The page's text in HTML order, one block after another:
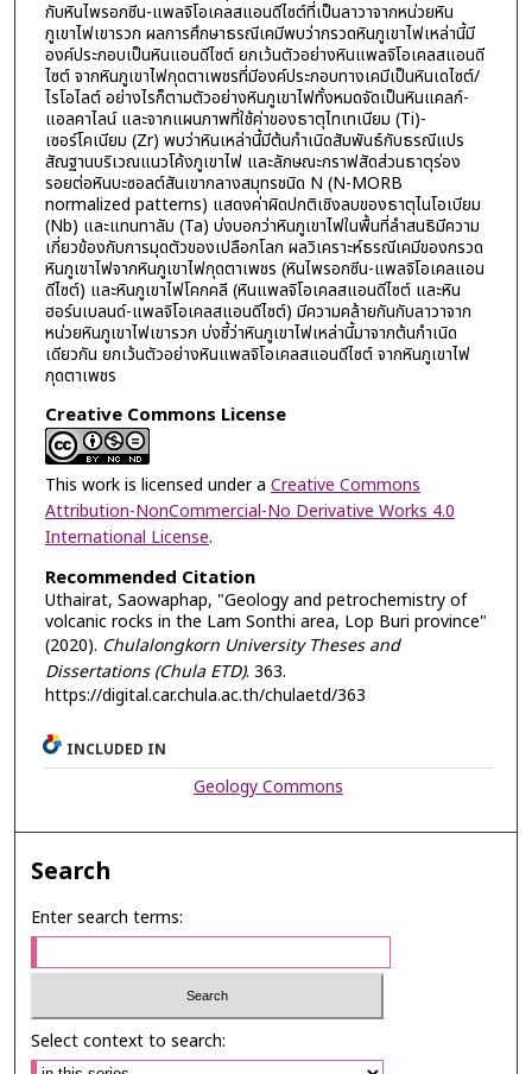
กับหินไพรอกซีน-แพลจิโอเคลสแอนดีไซต์ที่เป็นลาวาจากหน่วยหิน
ภูเขาไฟเขารวก ผลการศึกษาธรณีเคมีพบว่ากรวดหินภูเขาไฟเหล่านี้มี
องค์ประกอบเป็นหินแอนดีไซต์ ยกเว้นตัวอย่างหินแพลจิโอเคลสแอนดี
ไซต์ จากหินภูเขาไฟกุดตาเพชรที่มีองค์ประกอบทางเคมีเป็นหินเดไซต์/
ไรโอไลต์ อย่างไรก็ตามตัวอย่างหินภูเขาไฟทั้งหมดจัดเป็นหินแคลก์-
แอลคาไลน์ และจากแผนภาพที่ใช้ค่าของธาตุไทเทเนียม (Ti)-
เซอร์โคเนียม (Zr) พบว่าหินเหล่านี้มีต้นกำเนิดสัมพันธ์กับธรณีแปร
สัณฐานบริเวณแนวโค้งภูเขาไฟ และลักษณะกราฟสัดส่วนธาตุร่อง
รอยต่อหินบะซอลต์สันเขากลางสมุทรชนิด N (N-MORB
normalized patterns) แสดงค่าผิดปกติเชิงลบของธาตุไนโอเบียม
(Nb) และแทนทาลัม (Ta) บ่งบอกว่าหินภูเขาไฟในพื้นที่ลำสนธิมีความ
เกี่ยวข้องกับการมุดตัวของเปลือกโลก ผลวิเคราะห์ธรณีเคมีของกรวด
หินภูเขาไฟจากหินภูเขาไฟกุดตาเพชร (หินไพรอกซีน-แพลจิโอเคลแอน
ดีไซต์) และหินภูเขาไฟโคกคลี (หินแพลจิโอเคลสแอนดีไซต์ และหิน
ฮอร์นเบลนด์-แพลจิโอเคลสแอนดีไซต์) มีความคล้ายกันกับลาวาจาก
หน่วยหินภูเขาไฟเขารวก บ่งชี้ว่าหินภูเขาไฟเหล่านี้มาจากต้นกำเนิด
เดียวกัน ยกเว้นตัวอย่างหินแพลจิโอเคลสแอนดีไซต์ จากหินภูเขาไฟ
กุดตาเพชร
Creative Commons License
This work is licensed under a Creative Commons
Attribution-NonCommercial-No Derivative Works 4.0
International License.
Recommended Citation
Uthairat, Saowaphap, "Geology and petrochemistry of
volcanic rocks in the Lam Sonthi area, Lop Buri province"
(2020). Chulalongkorn University Theses and
Dissertations (Chula ETD). 363.
https://digital.car.chula.ac.th/chulaetd/363
INCLUDED IN
Geology Commons
Search
Enter search terms:
Select context to search: